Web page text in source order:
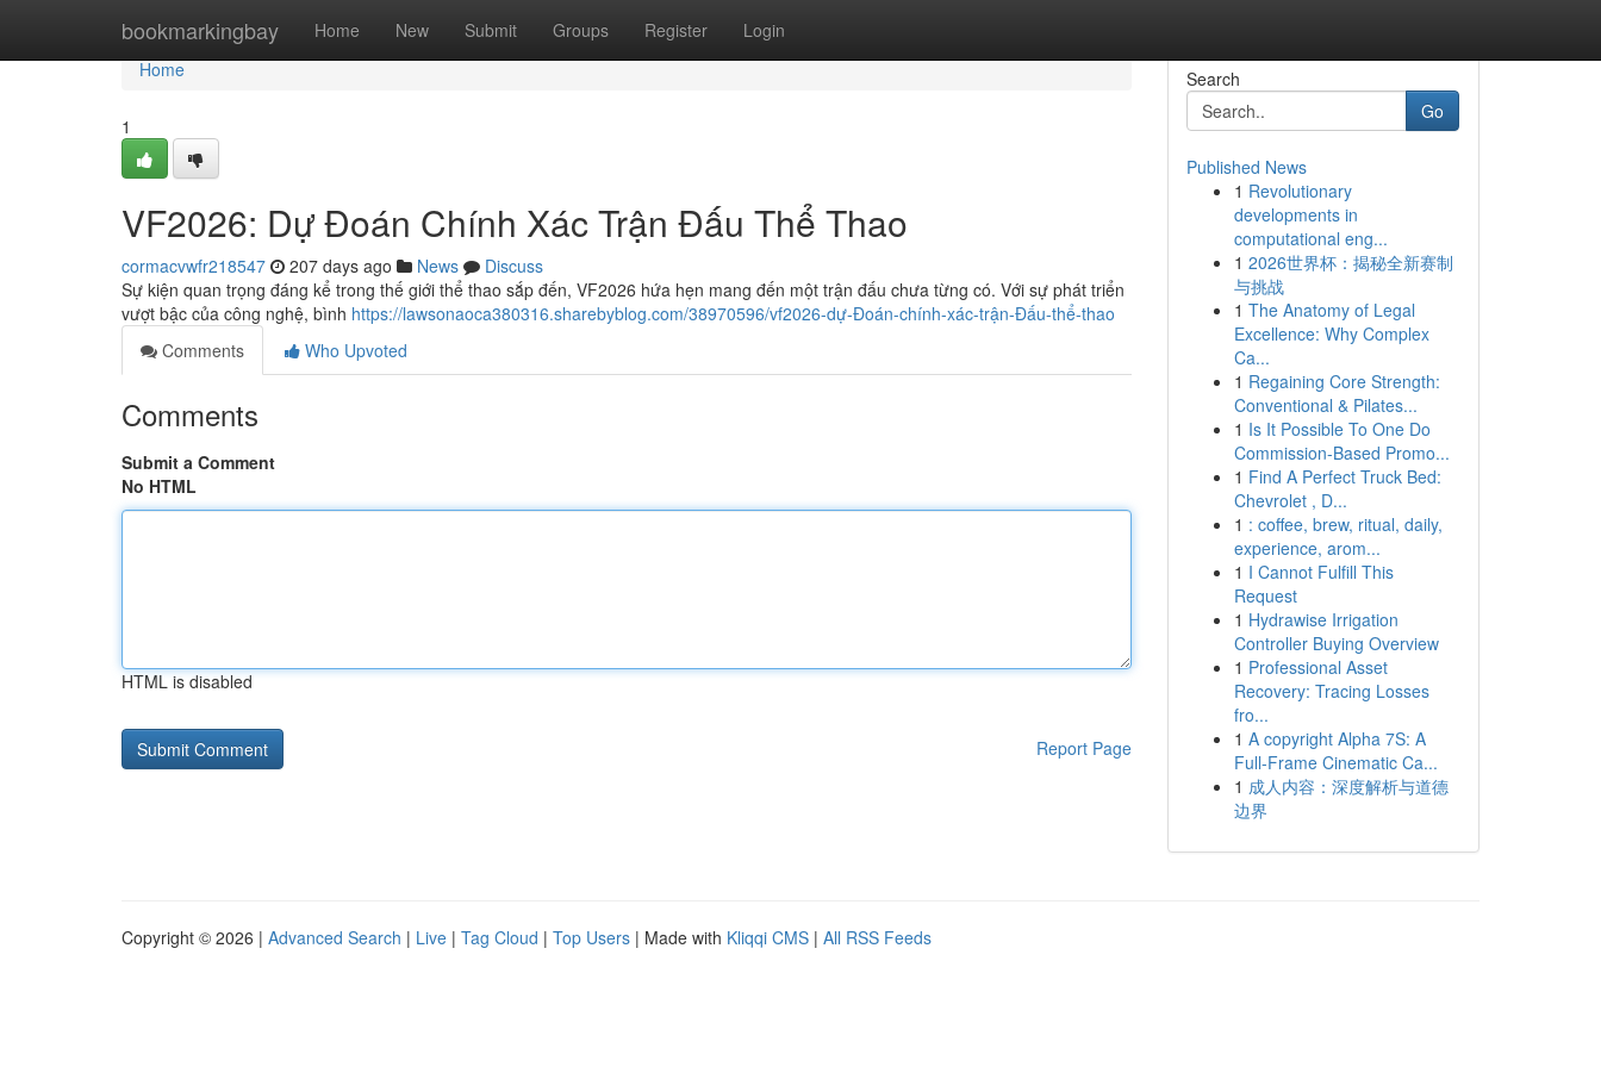
bookmarkingbay Home New Submit Groups Register Login
Home
Home
1
VF2026: Dự Đoán Chính Xác Trận Đấu Thể Thao
cormacvwfr218547 207 days ago News
Discuss
Sự kiện quan trọng đáng kể trong thế giới thể thao sắp đến, VF2026 hứa hẹn mang đến một trận đấu chưa từng có. Với sự phát triển
vượt bậc của công nghệ, bình https://lawsonaoca380316.sharebyblog.com/38970596/vf2026-dự-Đoán-chính-xác-trận-Đấu-thể-thao
Comments
Who Upvoted
Comments
Submit a Comment
No HTML
HTML is disabled
Report Page
Search
Go
Published News
1 Revolutionary
developments in
computational eng...
1 2026世界杯：揭秘全新赛制
与挑战
1 The Anatomy of Legal
Excellence: Why Complex
Ca...
1 Regaining Core Strength:
Conventional & Pilates...
1 Is It Possible To One Do
Commission-Based Promo...
1 Find A Perfect Truck Bed:
Chevrolet , D...
1 : coffee, brew, ritual, daily,
experience, arom...
1 I Cannot Fulfill This
Request
1 Hydrawise Irrigation
Controller Buying Overview
1 Professional Asset
Recovery: Tracing Losses
fro...
1 A copyright Alpha 7S: A
Full-Frame Cinematic Ca...
1 成人内容：深度解析与道德
边界
Copyright © 2026 | Advanced Search | Live | Tag Cloud | Top Users | Made with Kliqqi CMS | All RSS Feeds